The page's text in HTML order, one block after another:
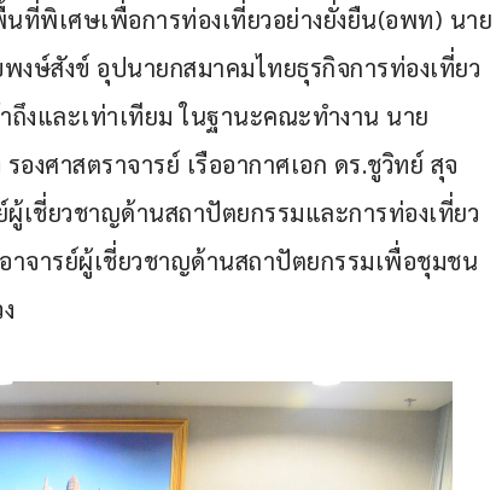
ที่พิเศษเพื่อการท่องเที่ยวอย่างยั่งยืน(อพท) นาย
ษ์สังข์ อุปนายกสมาคมไทยธุรกิจการท่องเที่ยว
ถึงและเท่าเทียม ในฐานะคณะทำงาน นาย
งศาสตราจารย์ เรืออากาศเอก ดร.ชูวิทย์ สุจ
เชี่ยวชาญด้านสถาปัตยกรรมและการท่องเที่ยว
จารย์ผู้เชี่ยวชาญด้านสถาปัตยกรรมเพื่อชุมชน